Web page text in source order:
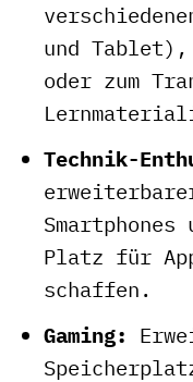
und
oder zum
Technik-
Platz für
schaffen.
Gaming: